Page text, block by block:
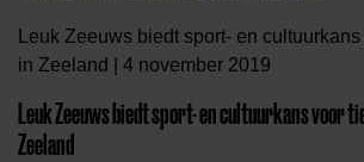
Leuk Zeeuws biedt sport- en
in Zeeland | 4 november 2019
Leuk Zeeuws biedt sport- en cultuurkans voor
Zeeland